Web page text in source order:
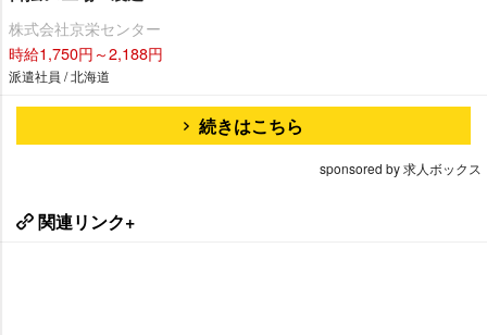
株式会社京栄センター
時給1,750円～2,188円
派遣社員 / 北海道
続きはこちら
sponsored by 求人ボックス
関連リンク+